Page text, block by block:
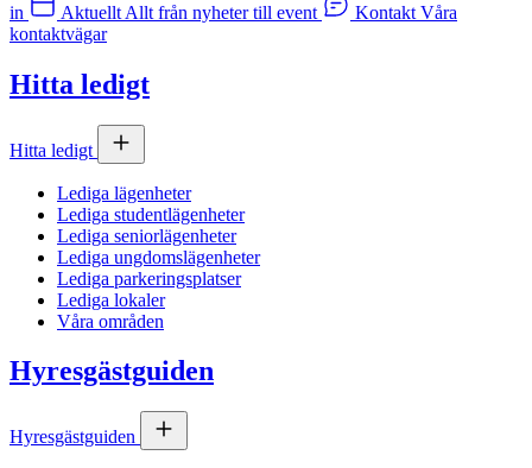
in
Aktuellt Allt från nyheter till event Kontakt Våra
kontaktvägar
Hitta ledigt
Hitta ledigt
Lediga lägenheter
Lediga studentlägenheter
Lediga seniorlägenheter
Lediga ungdomslägenheter
Lediga parkeringsplatser
Lediga lokaler
Våra områden
Hyresgästguiden
Hyresgästguiden